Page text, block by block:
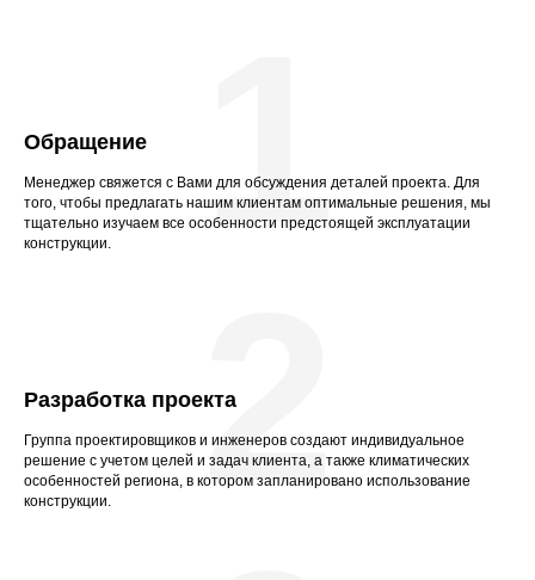
Обращение
Менеджер свяжется с Вами для обсуждения деталей проекта. Для
того, чтобы предлагать нашим клиентам оптимальные решения, мы
тщательно изучаем все особенности предстоящей эксплуатации
конструкции.
1
Разработка проекта
Группа проектировщиков и инженеров создают индивидуальное
решение с учетом целей и задач клиента, а также климатических
особенностей региона, в котором запланировано использование
конструкции.
2